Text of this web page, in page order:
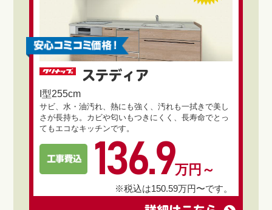
ステディア
I型255cm
サビ、水・油汚れ、熱にも強く、汚れも一拭きで美し
さが長持ち。カビや匂いもつきにくく、長寿命でとっ
てもエコなキッチンです。
136.9万円～
※税込は150.59万円〜です。